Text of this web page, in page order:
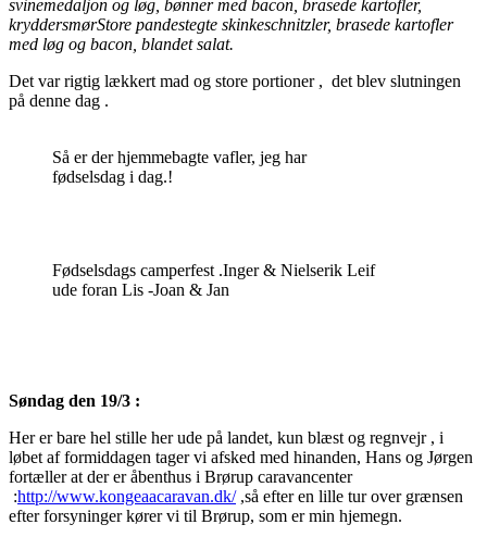
svinemedaljon og løg, bønner med bacon, brasede kartofler,
kryddersmørStore pandestegte skinkeschnitzler, brasede kartofler
med løg og bacon, blandet salat.
Det var rigtig lækkert mad og store portioner , det blev slutningen
på denne dag .
Så er der hjemmebagte vafler, jeg har
fødselsdag i dag.!
Fødselsdags camperfest .Inger & Nielserik Leif
ude foran Lis -Joan & Jan
Søndag den 19/3 :
Her er bare hel stille her ude på landet, kun blæst og regnvejr , i
løbet af formiddagen tager vi afsked med hinanden, Hans og Jørgen
fortæller at der er åbenthus i Brørup caravancenter
:http://www.kongeaacaravan.dk/,så efter en lille tur over grænsen
efter forsyninger kører vi til Brørup, som er min hjemegn.